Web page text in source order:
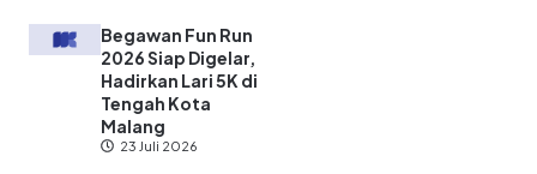
Begawan Fun Run
2026 Siap Digelar,
Hadirkan Lari 5K di
Tengah Kota
Malang
23 Juli 2026